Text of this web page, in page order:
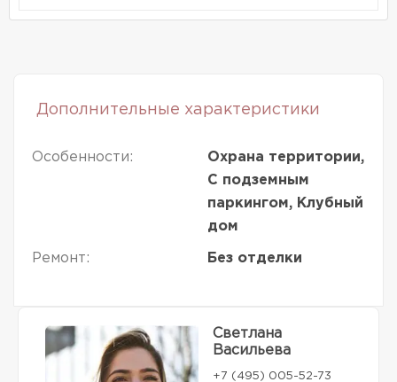
Дополнительные характеристики
Особенности:
Охрана территории,
С подземным
паркингом, Клубный
дом
Ремонт: Без отделки
Светлана
Васильева
+7 (495) 005-52-73